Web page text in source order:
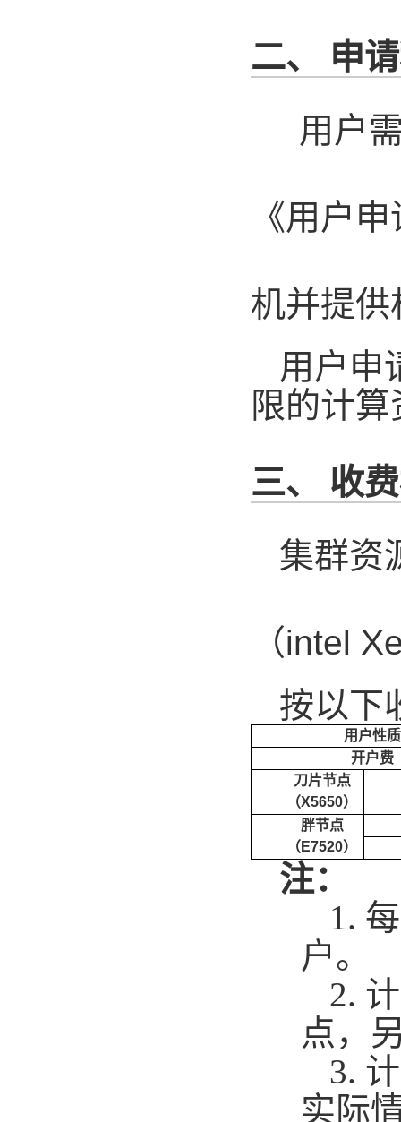
二、 申
用户
《用户
机并提
用户申
限的计
三、 收
集群资
（intel
按以下
用户性质
开户费
刀片节点
（X5650）
胖节点
（ E7520）
注：
1.
户。
2.
点，
3.
实际